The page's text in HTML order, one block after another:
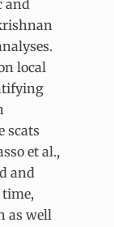
and
local
scats
et al.,
and
time,
as well